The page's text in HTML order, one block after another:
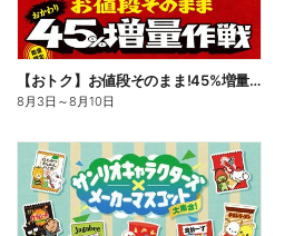
【おトク】お値段そのまま!45%増量作戦!
8月3日 ～8月10日